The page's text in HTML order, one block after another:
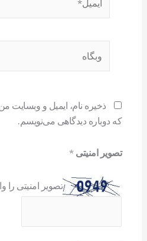
ذخیره نام، ایمیل و وبسایت
که دوباره دیدگاهی می‌نویسم.
تصویر امنیتی*
تصویر امنیتی را